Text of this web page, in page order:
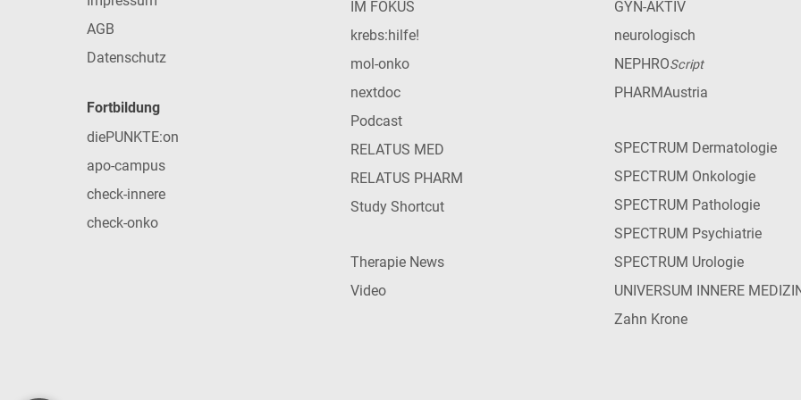
AGB
Datenschutz
Fortbildung
diePUNKTE:on
apo-campus
check-innere
check-onko
IM FOKUS
krebs:hilfe!
mol-onko
nextdoc
Podcast
RELATUS MED
RELATUS PHARM
Study Shortcut
Therapie News
Video
GYN-AKTIV
neurologisch
NEPHROScript
PHARMAustria
SPECTRUM Dermatologie
SPECTRUM Onkologie
SPECTRUM Pathologie
SPECTRUM Psychiatrie
SPECTRUM Urologie
UNIVERSUM INNERE
Zahn Krone